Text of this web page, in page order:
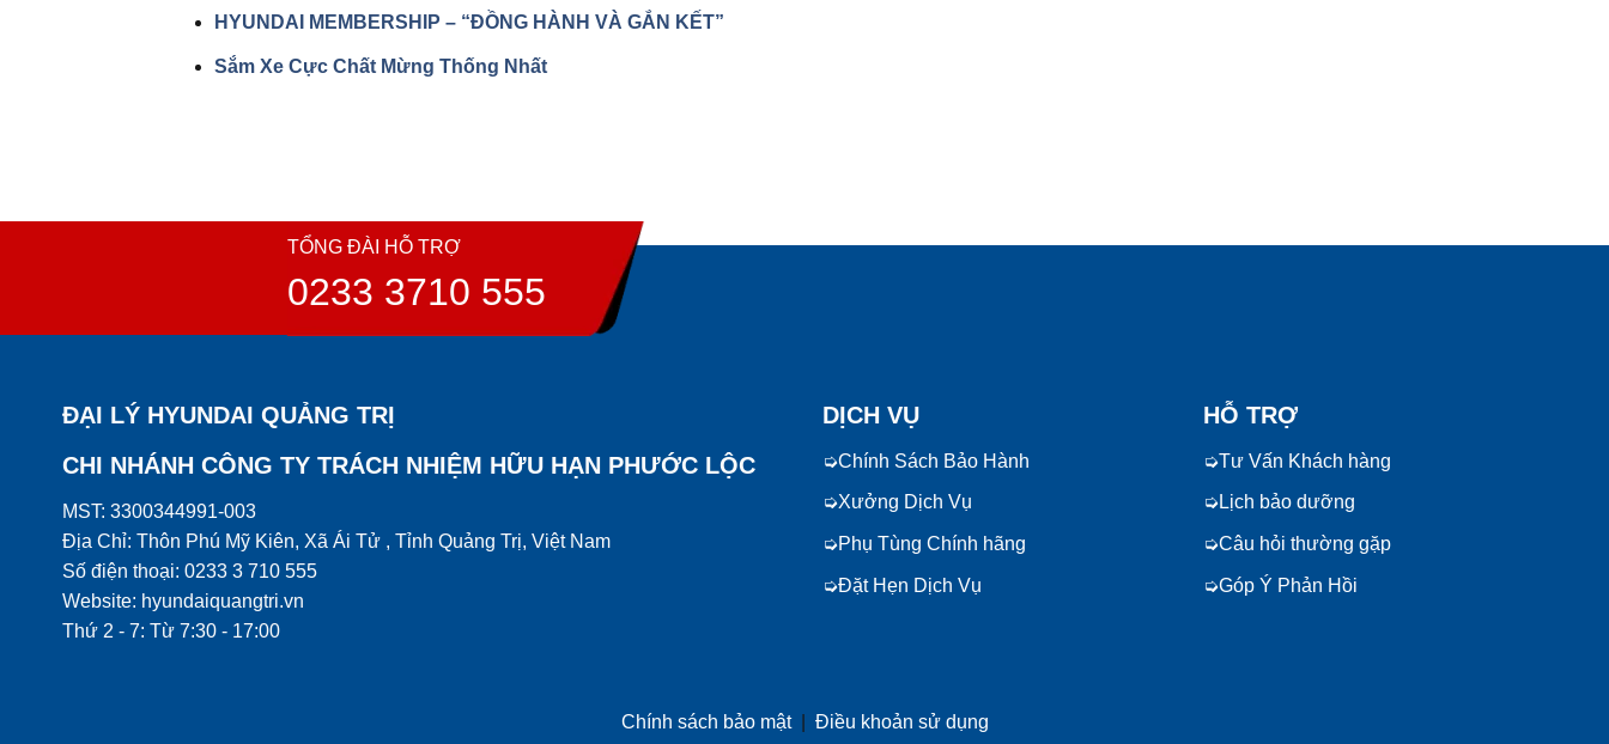
HYUNDAI MEMBERSHIP – “ĐỒNG HÀNH VÀ GẮN KẾT”
Sắm Xe Cực Chất Mừng Thống Nhất
TỔNG ĐÀI HỖ TRỢ
0233 3710 555
ĐẠI LÝ HYUNDAI QUẢNG TRỊ
CHI NHÁNH CÔNG TY TRÁCH NHIỆM HỮU HẠN PHƯỚC LỘC
MST: 3300344991-003
Địa Chỉ: Thôn Phú Mỹ Kiên, Xã Ái Tử , Tỉnh Quảng Trị, Việt Nam
Số điện thoại: 0233 3 710 555
Website: hyundaiquangtri.vn
Thứ 2 - 7: Từ 7:30 - 17:00
DỊCH VỤ
Chính Sách Bảo Hành
Xưởng Dịch Vụ
Phụ Tùng Chính hãng
Đặt Hẹn Dịch Vụ
HỖ TRỢ
Tư Vấn Khách hàng
Lịch bảo dưỡng
Câu hỏi thường gặp
Góp Ý Phản Hồi
Chính sách bảo mật| Điều khoản sử dụng